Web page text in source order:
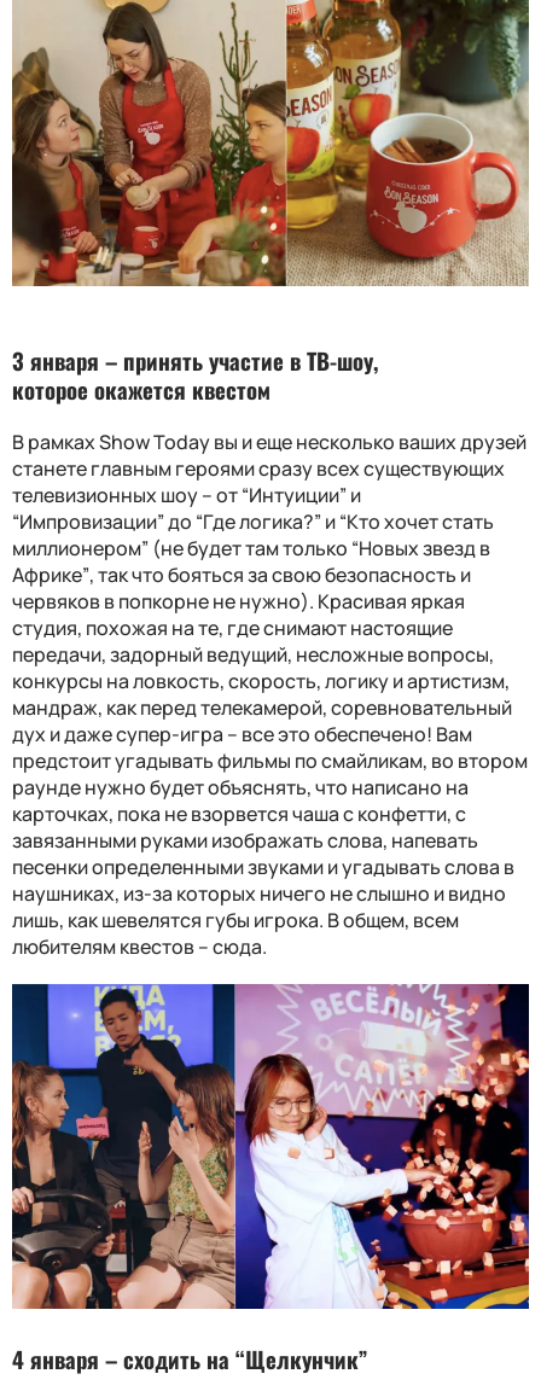
3 января – принять участие в ТВ-шоу,
которое окажется квестом
В рамкахShow Todayвы и еще несколько ваших друзей
станете главным героями сразу всех существующих
телевизионных шоу–от“Интуиции” и
“Импровизации”до “Где логика?” и“Кто хочет стать
миллионером” (не будет там только “Новых звезд в
Африке”, так что бояться за свою безопасность и
червяков в попкорне не нужно). Красивая яркая
студия, похожая на те, где снимают настоящие
передачи, задорный ведущий, несложные вопросы,
конкурсы на ловкость, скорость, логику и артистизм,
мандраж, как перед телекамерой, соревновательный
дух и даже супер-игра – все этообеспечено! Вам
предстоит угадывать фильмы по смайликам, во втором
раунде нужно будет объяснять, что написано на
карточках, пока не взорвется чаша с конфетти, с
завязанными руками изображать слова, напевать
песенки определенными звуками и угадывать слова в
наушниках, из-за которых ничего не слышно и видно
лишь, как шевелятся губы игрока. В общем, всем
любителям квестов – сюда.
4 января – сходить на “Щелкунчик”